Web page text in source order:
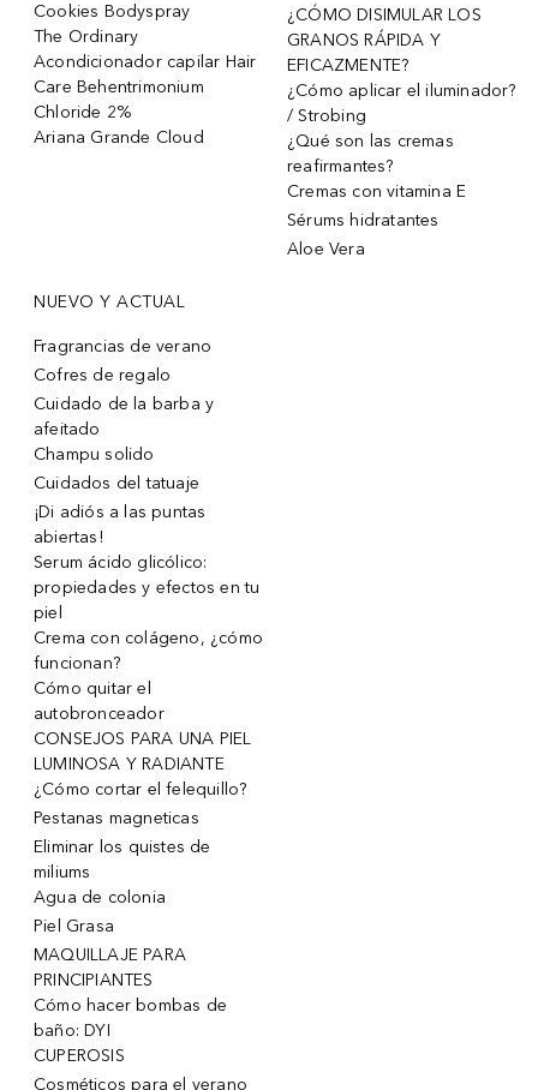
Cookies Bodyspray
The Ordinary
Acondicionador capilar Hair
Care Behentrimonium
Chloride 2%
Ariana Grande Cloud
¿CÓMO DISIMULAR LOS
GRANOS RÁPIDA Y
EFICAZMENTE?
¿Cómo aplicar el iluminador?
/ Strobing
¿Qué son las cremas
reafirmantes?
Cremas con vitamina E
Sérums hidratantes
Aloe Vera
NUEVO Y ACTUAL
Fragrancias de verano
Cofres de regalo
Cuidado de la barba y
afeitado
Champu solido
Cuidados del tatuaje
¡Di adiós a las puntas
abiertas!
Serum ácido glicólico:
propiedades y efectos en tu
piel
Crema con colágeno, ¿cómo
funcionan?
Cómo quitar el
autobronceador
CONSEJOS PARA UNA PIEL
LUMINOSA Y RADIANTE
¿Cómo cortar el felequillo?
Pestanas magneticas
Eliminar los quistes de
miliums
Agua de colonia
Piel Grasa
MAQUILLAJE PARA
PRINCIPIANTES
Cómo hacer bombas de
baño: DYI
CUPEROSIS
Cosméticos para el verano